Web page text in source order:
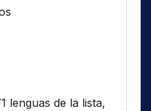
lenguas de la lista,